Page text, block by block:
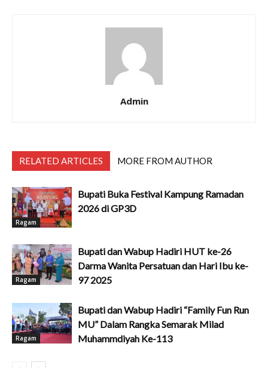
Admin
RELATED ARTICLES MORE FROM AUTHOR
Ragam
Bupati Buka Festival Kampung Ramadan
2026 di GP3D
Ragam
Bupati dan Wabup Hadiri HUT ke-26
Darma Wanita Persatuan dan Hari Ibu ke-
97 2025
Ragam
Bupati dan Wabup Hadiri “Family Fun Run
MU” Dalam Rangka Semarak Milad
Muhammdiyah Ke-113